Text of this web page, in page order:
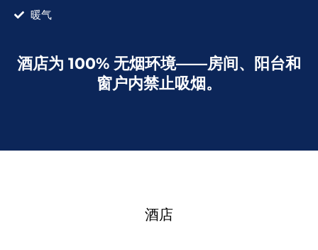
暖气
酒店为 100% 无烟环境——房间、阳台和
窗户内禁止吸烟。
酒店